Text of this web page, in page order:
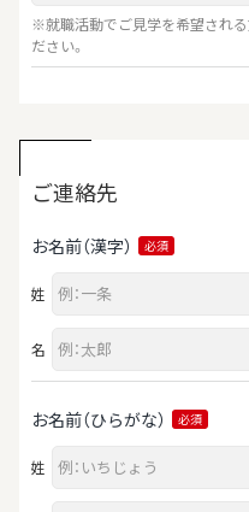
※就職活動でご見学を希望される
ださい。
ご連絡先
お名前（漢字） 必須
姓
名
お名前（ひらがな） 必須
姓